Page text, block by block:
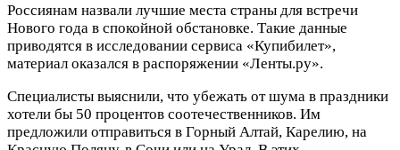
Россиянам назвали лучшие места страны для встречи
Нового года в спокойной обстановке. Такие данные
приводятся в исследовании сервиса «Купибилет»,
материал оказался в распоряжении «Ленты.ру».
Специалисты выяснили, что убежать от шума в праздники
хотели бы 50 процентов соотечественников. Им
предложили отправиться в Горный Алтай, Карелию, на